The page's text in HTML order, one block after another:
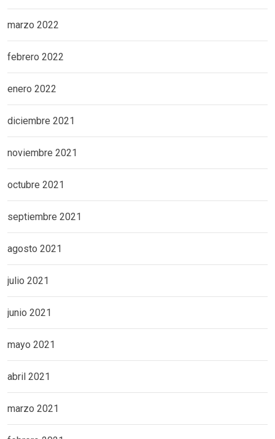
marzo 2022
febrero 2022
enero 2022
diciembre 2021
noviembre 2021
octubre 2021
septiembre 2021
agosto 2021
julio 2021
junio 2021
mayo 2021
abril 2021
marzo 2021